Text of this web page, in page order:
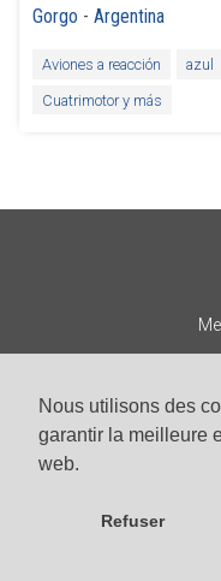
Nous utilisons des
garantir la meilleure
web.
Refuser
Gorgo -Argentina
Aviones a reacción azul
Cuatrimotor y más
©
todos